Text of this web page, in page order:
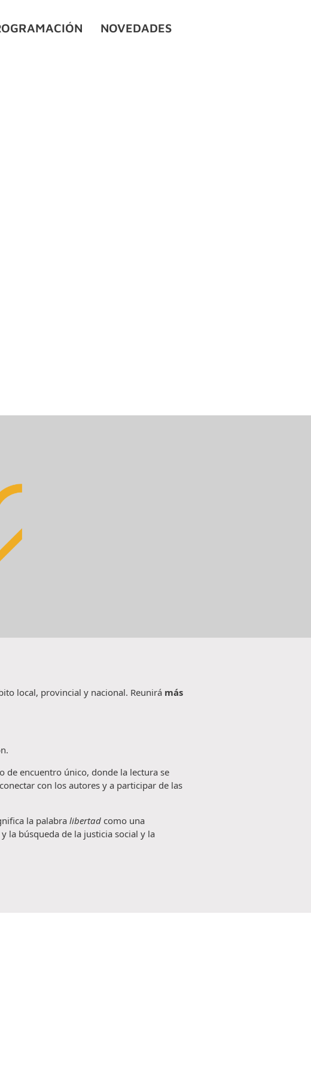
NOVEDADES
local, provincial y nacional. Reunirá más
de encuentro único, donde la lectura se
con los autores y a participar de las
la palabra libertad como una
la búsqueda de la justicia social y la